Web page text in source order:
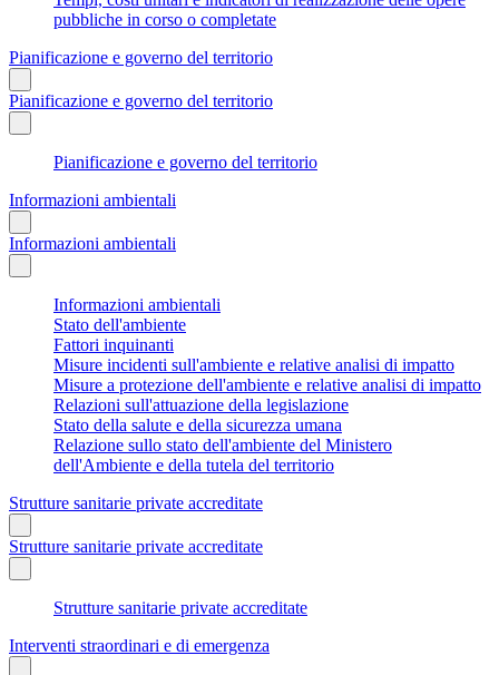
pubbliche in corso o completate
Pianificazione e governo del territorio
Pianificazione e governo del territorio
Pianificazione e governo del territorio
Informazioni ambientali
Informazioni ambientali
Informazioni ambientali
Stato dell'ambiente
Fattori inquinanti
Misure incidenti sull'ambiente e relative analisi di impatto
Misure a protezione dell'ambiente e relative analisi di impatto
Relazioni sull'attuazione della legislazione
Stato della salute e della sicurezza umana
Relazione sullo stato dell'ambiente del Ministero
dell'Ambiente e della tutela del territorio
Strutture sanitarie private accreditate
Strutture sanitarie private accreditate
Strutture sanitarie private accreditate
Interventi straordinari e di emergenza